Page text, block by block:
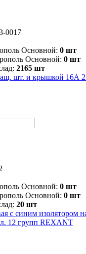
0017
Основной: 0 шт
Основной: 0 шт
2165 шт
шт. и крышкой 16А
Основной: 0 шт
Основной: 0 шт
20 шт
с синим изолятором
12 групп REXANT